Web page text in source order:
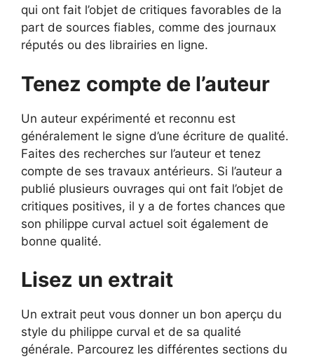
qui ont fait l’objet de critiques favorables de la
part de sources fiables, comme des journaux
réputés ou des librairies en ligne.
Tenez compte de l’auteur
Un auteur expérimenté et reconnu est
généralement le signe d’une écriture de qualité.
Faites des recherches sur l’auteur et tenez
compte de ses travaux antérieurs. Si l’auteur a
publié plusieurs ouvrages qui ont fait l’objet de
critiques positives, il y a de fortes chances que
son philippe curval actuel soit également de
bonne qualité.
Lisez un extrait
Un extrait peut vous donner un bon aperçu du
style du philippe curval et de sa qualité
générale. Parcourez les différentes sections du